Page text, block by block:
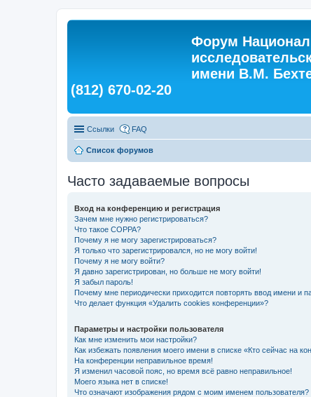
Форум
имени В.М.
(812) 670-02-20
Ссылки FAQ
Список форумов
Часто задаваемые вопросы
Вход на конференцию и регистрация
Зачем мне нужно регистрироваться?
Что такое COPPA?
Почему я не могу зарегистрироваться?
Я только что зарегистрировался, но не могу войти!
Почему я не могу войти?
Я давно зарегистрирован, но больше не могу войти!
Я забыл пароль!
Почему мне периодически приходится повторять ввод имени и
Что делает функция «Удалить cookies конференции»?
Параметры и настройки пользователя
Как мне изменить мои настройки?
Как избежать появления моего имени в списке «Кто сейчас на
На конференции неправильное время!
Я изменил часовой пояс, но время всё равно неправильное!
Моего языка нет в списке!
Что означают изображения рядом с моим именем пользователя?